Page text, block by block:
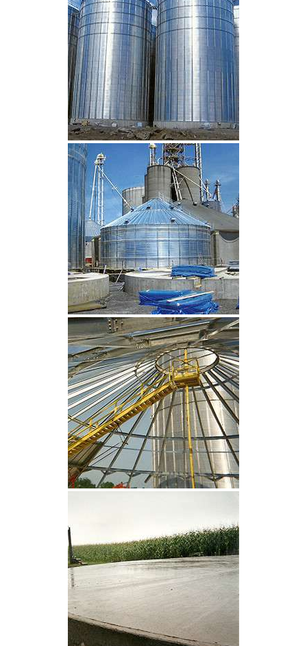
CLIQUEZ POUR AGRANDIR
CLIQUEZ POUR AGRANDIR
CLIQUEZ POUR AGRANDIR